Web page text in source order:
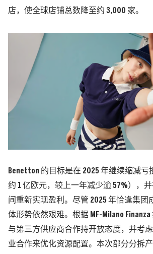
店，使全球店铺总数降至约 3,000 家。
Benetton 的目标是在 2025 年继续缩减亏
约 1 亿欧元，较上一年减少逾 57%），并
间重新实现盈利。尽管 2025 年恰逢集团
体形势依然艰难。根据 MF-Milano Finanza
与第三方供应商合作持开放态度，并考
业合作来优化资源配置。本次部分分拆